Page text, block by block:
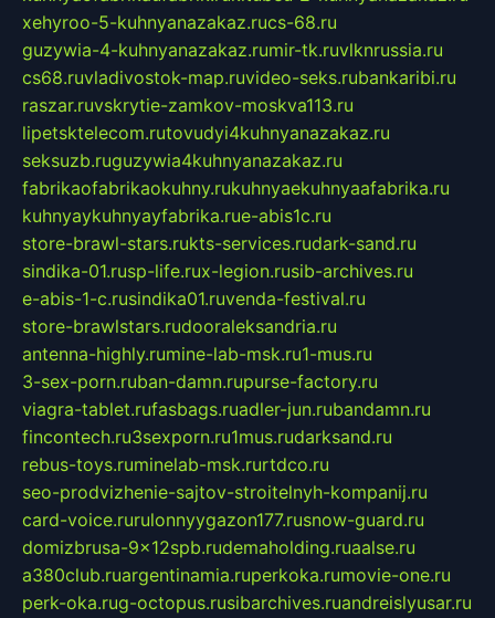
xehyroo-5-kuhnyanazakaz.rucs-68.ru
guzywia-4-kuhnyanazakaz.rumir-tk.ruvlknrussia.ru
cs68.ruvladivostok-map.ruvideo-seks.rubankaribi.ru
raszar.ruvskrytie-zamkov-moskva113.ru
lipetsktelecom.rutovudyi4kuhnyanazakaz.ru
seksuzb.ruguzywia4kuhnyanazakaz.ru
fabrikaofabrikaokuhny.rukuhnyaekuhnyaafabrika.ru
kuhnyaykuhnyayfabrika.rue-abis1c.ru
store-brawl-stars.rukts-services.rudark-sand.ru
sindika-01.rusp-life.rux-legion.rusib-archives.ru
e-abis-1-c.rusindika01.ruvenda-festival.ru
store-brawlstars.rudooraleksandria.ru
antenna-highly.rumine-lab-msk.ru1-mus.ru
3-sex-porn.ruban-damn.rupurse-factory.ru
viagra-tablet.rufasbags.ruadler-jun.rubandamn.ru
fincontech.ru3sexporn.ru1mus.rudarksand.ru
rebus-toys.ruminelab-msk.rurtdco.ru
seo-prodvizhenie-sajtov-stroitelnyh-kompanij.ru
card-voice.rurulonnyygazon177.rusnow-guard.ru
domizbrusa-9x12spb.rudemaholding.ruaalse.ru
a380club.ruargentinamia.ruperkoka.rumovie-one.ru
perk-oka.rug-octopus.rusibarchives.ruandreislyusar.ru